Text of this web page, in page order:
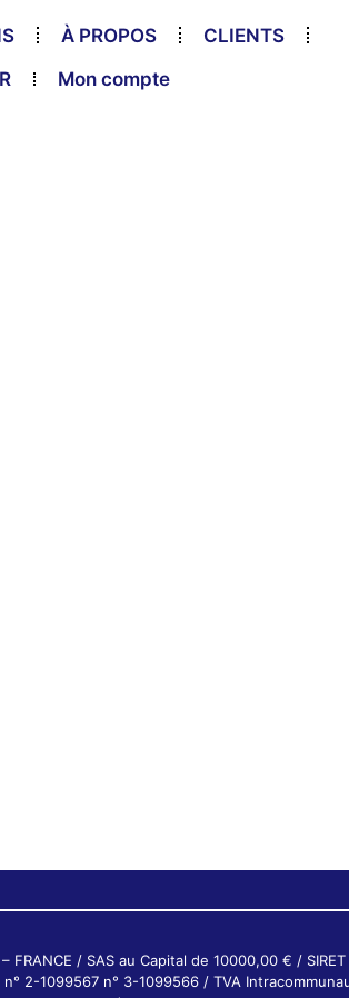
À PROPOS
CLIENTS
Mon compte
/ SAS au Capital de 10000,00 € /
2-1099567 n° 3-1099566 / TVA